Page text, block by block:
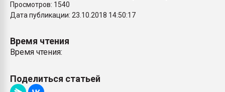
Просмотров: 1540
Дата публикации: 23.10.2018 14:50:17
Время чтения
Время чтения:
Поделиться статьей